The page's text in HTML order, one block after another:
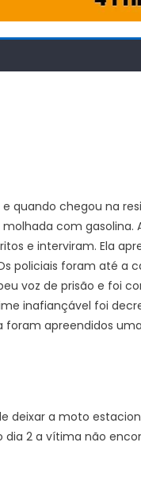
quando chegou na
com gasolina.
e interviram. Ela
policiais foram até a
voz de prisão e foi
inafiançável foi
apreendidos
deixar a moto
dia 2 a vítima não